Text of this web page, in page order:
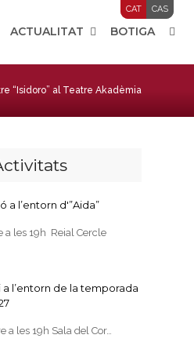
CAT CAS
ACTUALITAT BOTIGA
“Isidoro” al Teatre Akadèmia
a l’entorn d'”Aida”
a les 19h Reial Cercle
a l’entorn de la temporada
a les 19h Sala del Cor…